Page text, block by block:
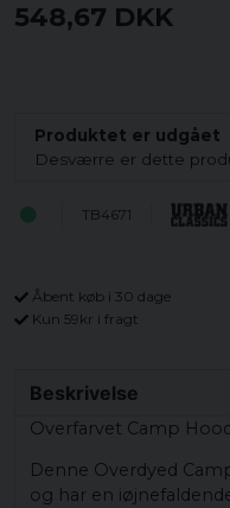
548,67 DKK
Produktet er udgået
Desværre er dette
TB4671
Åbent køb i 30 dage
Kun 59kr i fragt
Beskrivelse
Overfarvet Camp
Denne Overdyed
og har en